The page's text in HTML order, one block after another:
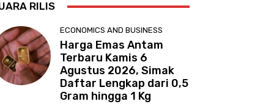
RILIS
ECONOMICS AND BUSINESS
Harga Emas Antam
Terbaru Kamis 6
Agustus 2026, Simak
Daftar Lengkap dari 0,5
Gram hingga 1 Kg